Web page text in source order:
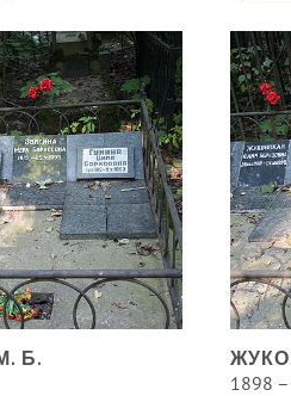
Б.
1898